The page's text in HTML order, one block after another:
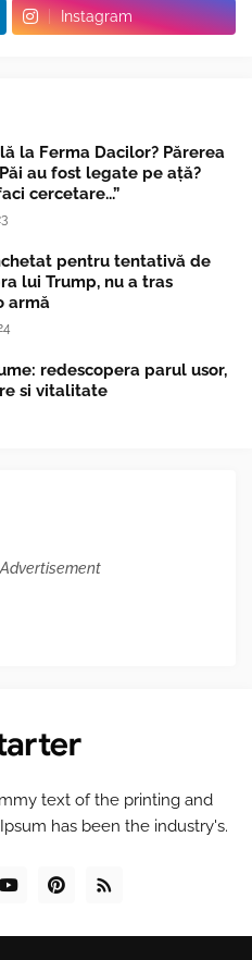
Instagram
la Ferma Dacilor? Părerea
au fost legate pe ață?
cercetare...”
pentru tentativă de
lui Trump, nu a tras
armă
redescopera parul usor,
si vitalitate
text of the printing and
has been the industry's.